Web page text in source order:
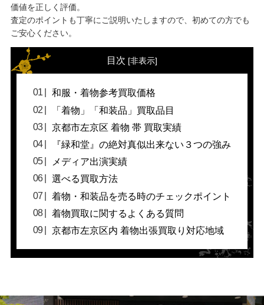
価値を正しく評価。
査定のポイントも丁寧にご説明いたしますので、初めての方でも
ご安心ください。
目次 [非表示]
和服・着物参考買取価格
「着物」「和装品」買取品目
京都市左京区 着物 帯 買取実績
『緑和堂』の絶対真似出来ない３つの強み
メディア出演実績
選べる買取方法
着物・和装品を売る時のチェックポイント
着物買取に関するよくある質問
京都市左京区内 着物出張買取り対応地域